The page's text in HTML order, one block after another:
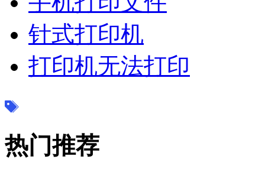
针式打印机
打印机无法打印
热门推荐